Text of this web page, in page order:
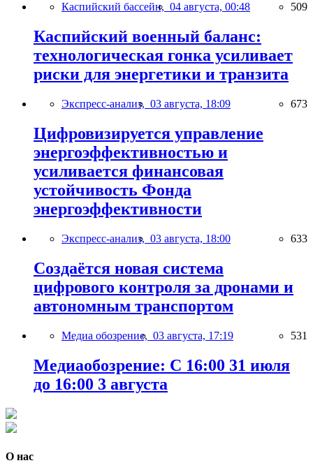
Каспийский бассейн, 04 августа, 00:48 509
Каспийский военный баланс:
технологическая гонка усиливает
риски для энергетики и транзита
Экспресс-анализ, 03 августа, 18:09 673
Цифровизируется управление
энергоэффективностью и
усиливается финансовая
устойчивость Фонда
энергоэффективности
Экспресс-анализ, 03 августа, 18:00 633
Создаётся новая система
цифрового контроля за дронами и
автономным транспортом
Медиа обозрение, 03 августа, 17:19 531
Медиаобозрение: С 16:00 31 июля
до 16:00 3 августа
О нас